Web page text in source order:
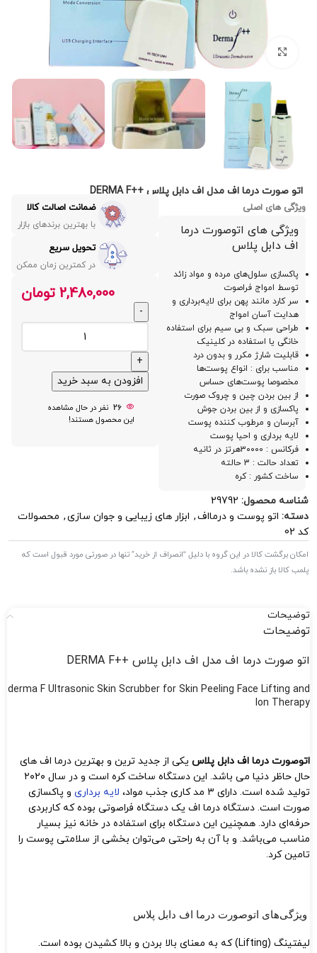
بزرگنمایی تصویر
اتو صورت درما اف مدل اف دابل پلاس ++DERMA F
ویژگی های اصلی
ویژگی های اتوصورت درما
اف دابل پلاس
پاکسازی سلول‌های مرده و مواد زائد
توسط امواج فراصوت
سر کارد مانند پهن برای لایه‌برداری و
هدایت آسان امواج
طراحی سبک و بی سیم برای استفاده
خانگی یا استفاده در کلینیک
قابلیت شارژ مکرر و بدون درد
مناسب برای : انواع پوست‌ها
مخصوصا پوست‌های حساس
از بین بردن چین و چروک صورت
پاکسازی و از بین بردن جوش
آبرسان و مرطوب کننده پوست
لایه برداری و احیا پوست
فرکانس : ۳۰۰۰۰هرتز در ثانیه
تعداد حالت : 3 حالته
ساخت کشور : کره
ضمانت اصالت کالا
با بهترین برندهای بازار
تحویل سریع
در کمترین زمان ممکن
2,480,000 تومان
افزودن به سبد خرید
26 نفر در حال مشاهده
این محصول هستند!
شناسه محصول: 29792
دسته: اتو پوست و درمااف, ابزار های زیبایی و جوان سازی, محصولات
کد 02
امکان برگشت کالا در این گروه با دلیل “انصراف از خرید” تنها در صورتی مورد قبول است که
پلمب کالا باز نشده باشد.
توضیحات
توضیحات
اتو صورت درما اف مدل اف دابل پلاس ++DERMA F
derma F Ultrasonic Skin Scrubber for Skin Peeling Face Lifting and
Ion Therapy
اتوصورت درما اف دابل پلاس یکی از جدید ترین و بهترین درما اف های
حال حاظر دنیا می باشد. این دستگاه ساخت کره است و در سال ۲۰۲۰
تولید شده است. دارای ۳ مد کاری جذب مواد،
لایه برداری و پاکسازی
صورت است. دستگاه درما اف یک دستگاه فراصوتی بوده که کاربردی
حرفه‌ای دارد. همچنین این دستگاه برای استفاده در خانه‌‌ نیز بسیار
مناسب می‌باشد. و با آن به راحتی می‌توان بخشی از سلامتی پوست را
تامین کرد.
ویژگی‌های اتوصورت درما اف دابل پلاس
لیفتینگ (Lifting) که به معنای بالا بردن و بالا کشیدن بوده است.